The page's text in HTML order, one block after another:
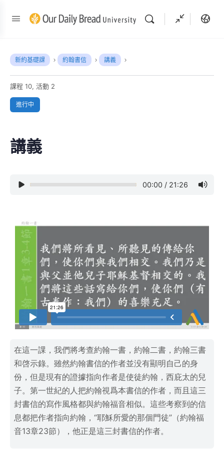
新約基礎課 約翰書信 講義
課程 10, 活動 2
進行中
講義
00:00 / 21:26
在這一課，我們將考查約翰一書，約翰二書，約翰三書
和啓示錄。雖然約翰書信的作者並没有顯明自己的身
份，但是現有的證據指向作者是使徒約翰，西庇太的兒
子。第一世紀的人把約翰視爲本書信的作者，而且這三
封書信的寫作風格都與約翰福音相似。這些考察到的信
息都把作者指向約翰，“耶穌所愛的那個門徒”（約翰福
音13章23節），他正是這三封書信的作者。